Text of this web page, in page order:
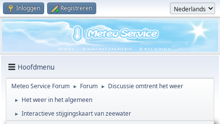
Inloggen Registreren
Hoofdmenu
Meteo Service Forum ► Forum ► Discussie omtrent het weer
► Het weer in het algemeen
► Interactieve stijgingskaart van zeewater